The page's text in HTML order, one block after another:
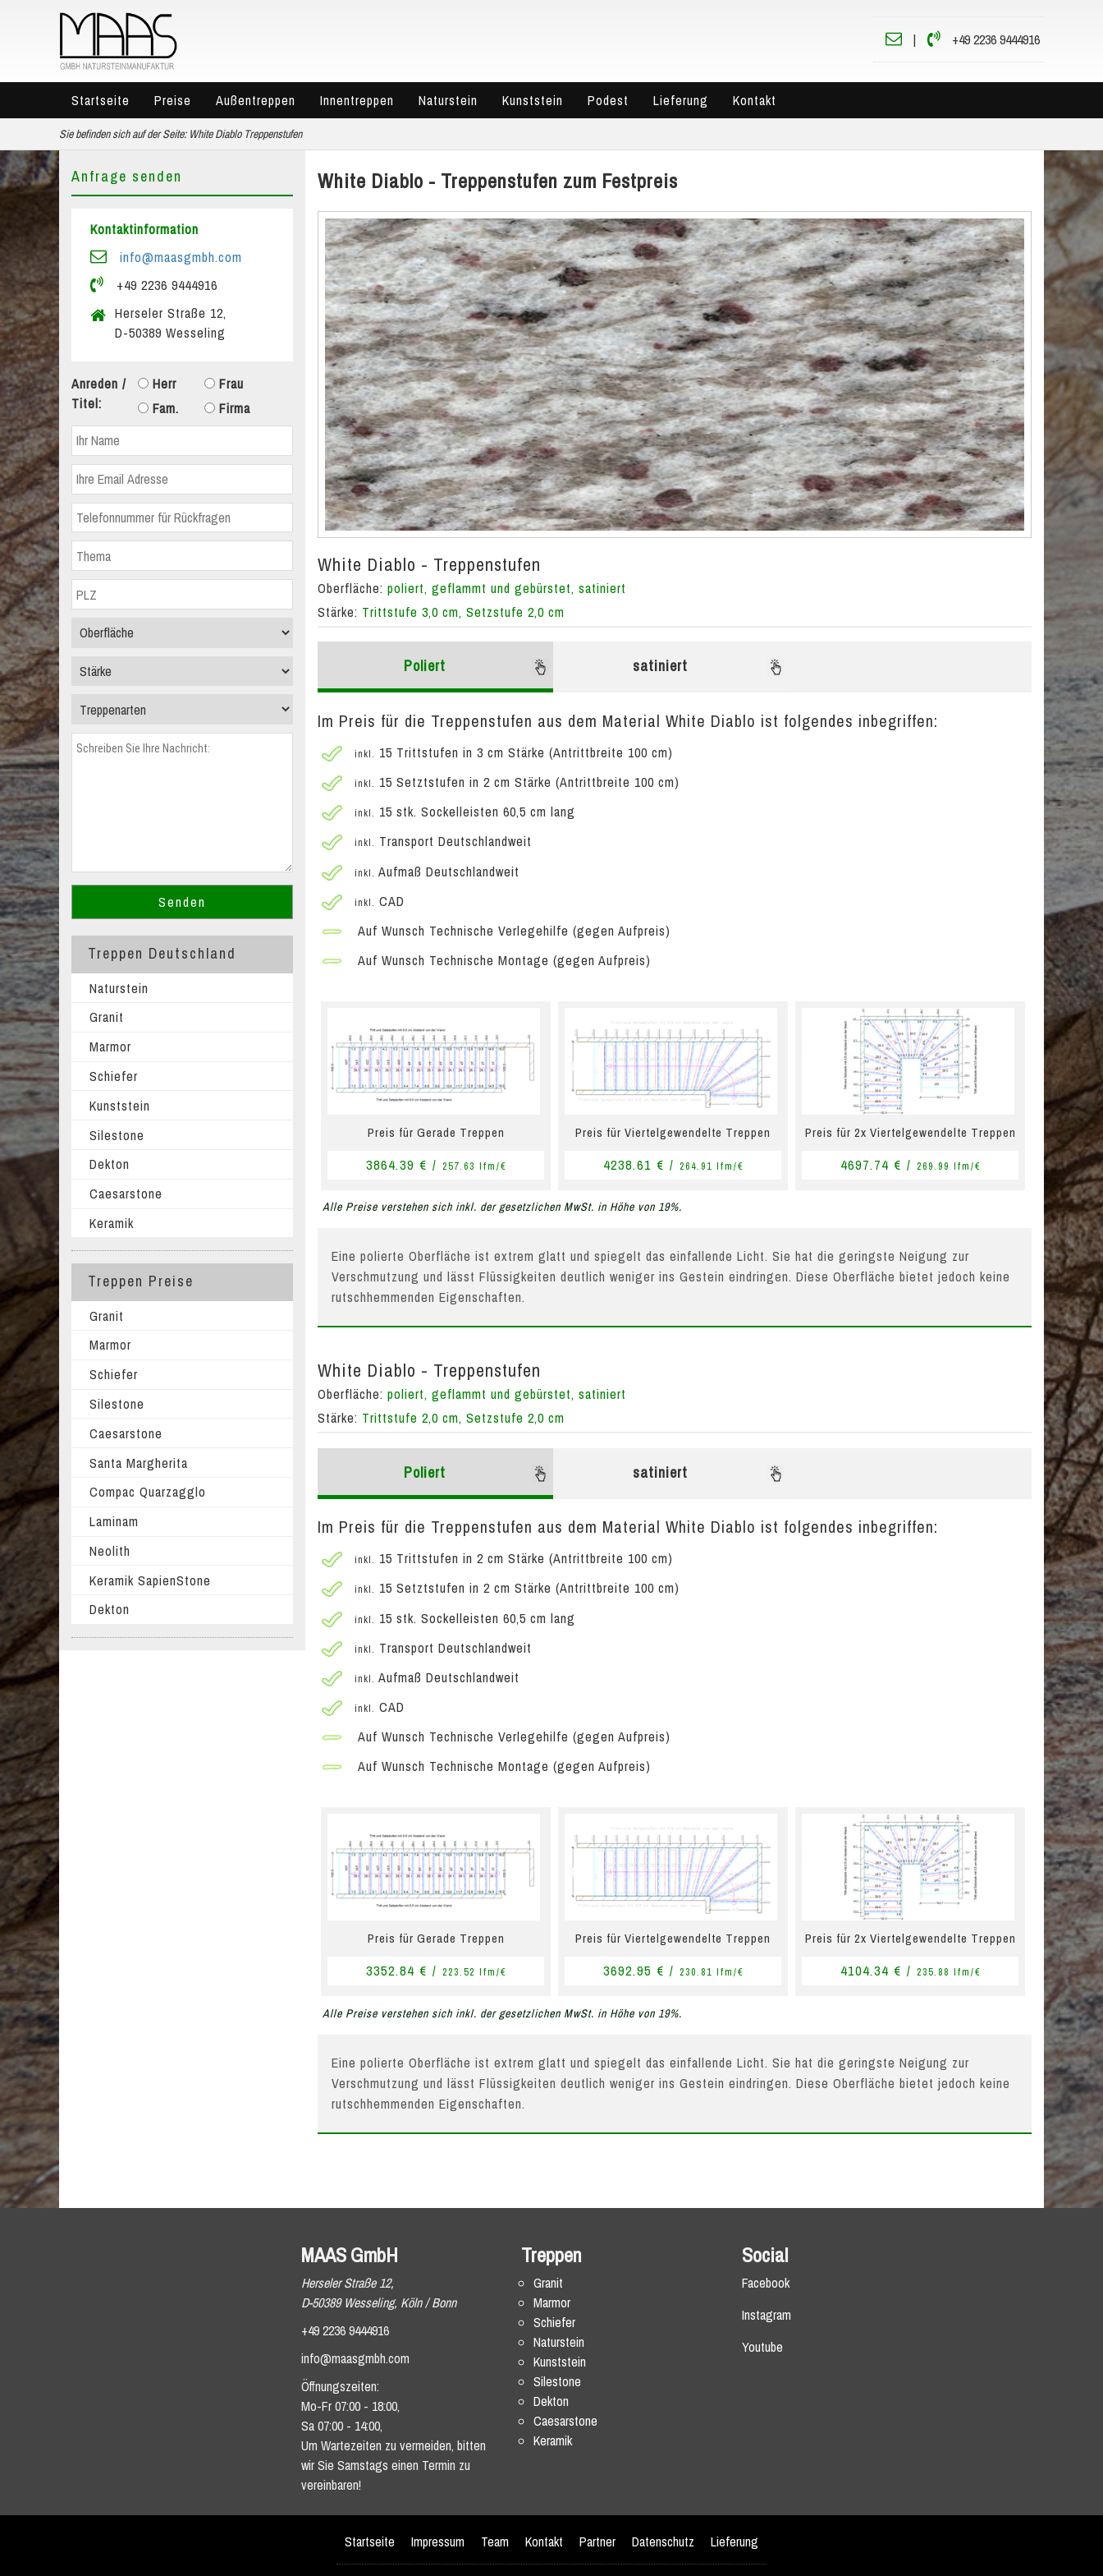
| +49 2236 9444916
Startseite Preise Außentreppen Innentreppen Naturstein Kunststein Podest Lieferung Kontakt
Sie befinden sich auf der Seite: White Diablo Treppenstufen
White Diablo - Treppenstufen zum Festpreis
White Diablo - Treppenstufen
Oberfläche: poliert, geflammt und gebürstet, satiniert
Stärke: Trittstufe 3,0 cm, Setzstufe 2,0 cm
Poliert satiniert
Im Preis für die Treppenstufen aus dem Material White Diablo ist folgendes inbegriffen:
inkl. 15 Trittstufen in 3 cm Stärke (Antrittbreite 100 cm)
inkl. 15 Setztstufen in 2 cm Stärke (Antrittbreite 100 cm)
inkl. 15 stk. Sockelleisten 60,5 cm lang
inkl. Transport Deutschlandweit
inkl. Aufmaß Deutschlandweit
inkl. CAD
Auf Wunsch Technische Verlegehilfe (gegen Aufpreis)
Auf Wunsch Technische Montage (gegen Aufpreis)
Preis für Gerade Treppen
3864.39 € / 257.63 lfm/€
Preis für Viertelgewendelte Treppen
4238.61 € / 264.91 lfm/€
Preis für 2x Viertelgewendelte Treppen
4697.74 € / 269.99 lfm/€
Alle Preise verstehen sich inkl. der gesetzlichen MwSt. in Höhe von 19%.
Eine polierte Oberfläche ist extrem glatt und spiegelt das einfallende Licht. Sie hat die geringste Neigung zur
Verschmutzung und lässt Flüssigkeiten deutlich weniger ins Gestein eindringen. Diese Oberfläche bietet jedoch keine
rutschhemmenden Eigenschaften.
White Diablo - Treppenstufen
Oberfläche: poliert, geflammt und gebürstet, satiniert
Stärke: Trittstufe 2,0 cm, Setzstufe 2,0 cm
Poliert satiniert
Im Preis für die Treppenstufen aus dem Material White Diablo ist folgendes inbegriffen:
inkl. 15 Trittstufen in 2 cm Stärke (Antrittbreite 100 cm)
inkl. 15 Setztstufen in 2 cm Stärke (Antrittbreite 100 cm)
inkl. 15 stk. Sockelleisten 60,5 cm lang
inkl. Transport Deutschlandweit
inkl. Aufmaß Deutschlandweit
inkl. CAD
Auf Wunsch Technische Verlegehilfe (gegen Aufpreis)
Auf Wunsch Technische Montage (gegen Aufpreis)
Preis für Gerade Treppen
3352.84 € / 223.52 lfm/€
Preis für Viertelgewendelte Treppen
3692.95 € / 230.81 lfm/€
Preis für 2x Viertelgewendelte Treppen
4104.34 € / 235.88 lfm/€
Alle Preise verstehen sich inkl. der gesetzlichen MwSt. in Höhe von 19%.
Eine polierte Oberfläche ist extrem glatt und spiegelt das einfallende Licht. Sie hat die geringste Neigung zur
Verschmutzung und lässt Flüssigkeiten deutlich weniger ins Gestein eindringen. Diese Oberfläche bietet jedoch keine
rutschhemmenden Eigenschaften.
Anfrage senden
Kontaktinformation
info@maasgmbh.com
+49 2236 9444916
Herseler Straße 12,
D-50389 Wesseling
Anreden /
Titel:
Herr
Frau
Fam.
Firma
Treppen Deutschland
Naturstein
Granit
Marmor
Schiefer
Kunststein
Silestone
Dekton
Caesarstone
Keramik
Treppen Preise
Granit
Marmor
Schiefer
Silestone
Caesarstone
Santa Margherita
Compac Quarzagglo
Laminam
Neolith
Keramik SapienStone
Dekton
MAAS GmbH
Herseler Straße 12,
D-50389 Wesseling, Köln / Bonn
+49 2236 9444916
info@maasgmbh.com
Öffnungszeiten:
Mo-Fr 07:00 - 18:00,
Sa 07:00 - 14:00,
Um Wartezeiten zu vermeiden, bitten
wir Sie Samstags einen Termin zu
vereinbaren!
Treppen
Granit
Marmor
Schiefer
Naturstein
Kunststein
Silestone
Dekton
Caesarstone
Keramik
Social
Facebook
Instagram
Youtube
Startseite Impressum Team Kontakt Partner Datenschutz Lieferung